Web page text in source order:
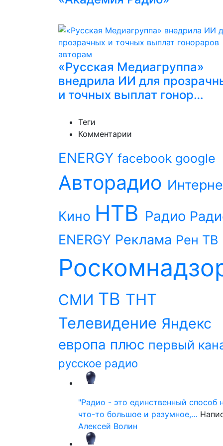
«Русская Медиагруппа»
внедрила ИИ для
и точных выплат гонор…
Теги
Комментарии
ENERGY facebook google
Авторадио
Кино НТВ Радио
ENERGY Реклама Рен ТВ
СМИ ТВ ТНТ
Телевидение Яндекс
европа плюс первый
русское радио
"Радио - это единственный способ
что-то большое и разумное,…
Алексей Волин